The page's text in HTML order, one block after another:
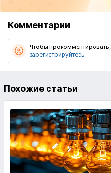
Комментарии
Чтобы прокомментировать,
зарегистрируйтесь
Похожие статьи